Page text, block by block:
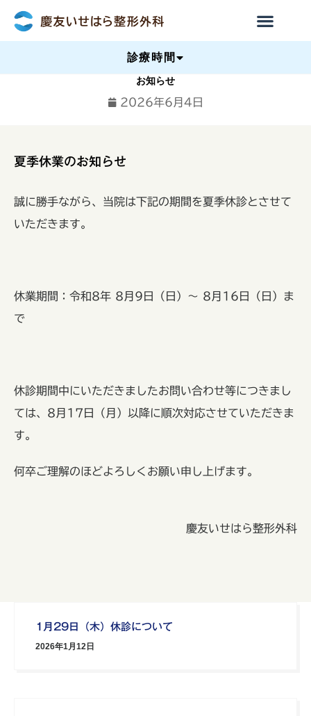
診療時間
お知らせ
2026年6月4日
夏季休業のお知らせ
誠に勝手ながら、当院は下記の期間を夏季休診とさせて
いただきます。
休業期間：令和8年 8月9日（日）～ 8月16日（日）ま
で
休診期間中にいただきましたお問い合わせ等につきまし
ては、8月17日（月）以降に順次対応させていただきま
す。
何卒ご理解のほどよろしくお願い申し上げます。
慶友いせはら整形外科
1月29日（木）休診について
2026年1月12日